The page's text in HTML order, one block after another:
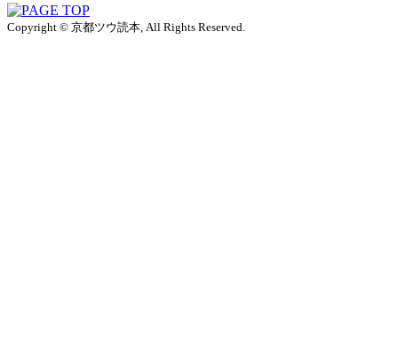
Copyright © 京都ツウ読本, All Rights Reserved.